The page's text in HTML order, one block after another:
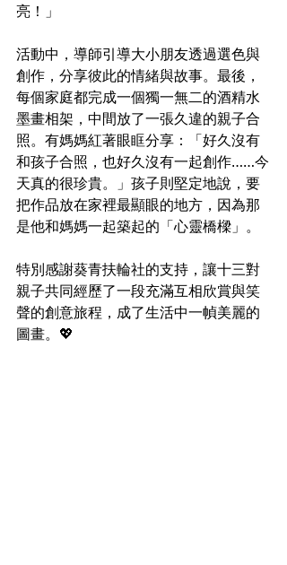
亮！」
活動中，導師引導大小朋友透過選色與
創作，分享彼此的情緒與故事。最後，
每個家庭都完成一個獨一無二的酒精水
墨畫相架，中間放了一張久違的親子合
照。有媽媽紅著眼眶分享：「好久沒有
和孩子合照，也好久沒有一起創作……今
天真的很珍貴。」孩子則堅定地說，要
把作品放在家裡最顯眼的地方，因為那
是他和媽媽一起築起的「心靈橋樑」。
特別感謝葵青扶輪社的支持，讓十三對
親子共同經歷了一段充滿互相欣賞與笑
聲的創意旅程，成了生活中一幀美麗的
圖畫。💖